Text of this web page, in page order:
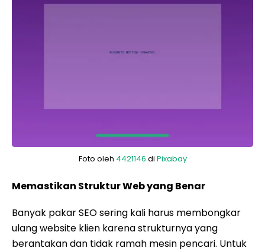
Foto oleh 4421146 di Pixabay
Memastikan Struktur Web yang Benar
Banyak pakar SEO sering kali harus membongkar
ulang website klien karena strukturnya yang
berantakan dan tidak ramah mesin pencari. Untuk